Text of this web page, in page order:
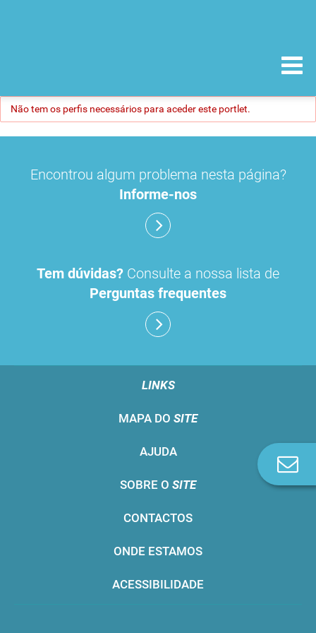
Não tem os perfis necessários para aceder este portlet.
Encontrou algum problema nesta página?
Informe-nos
Tem dúvidas? Consulte a nossa lista de
Perguntas frequentes
LINKS
MAPA DO SITE
AJUDA
SOBRE O SITE
CONTACTOS
ONDE ESTAMOS
ACESSIBILIDADE